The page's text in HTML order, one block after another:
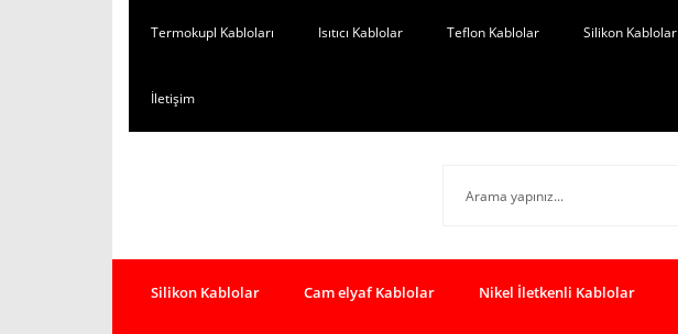
Termokupl Kabloları Isıtıcı Kablolar Teflon Kablolar Silikon Kablolar
İletişim
Silikon Kablolar Cam elyaf Kablolar Nikel İletkenli Kablolar